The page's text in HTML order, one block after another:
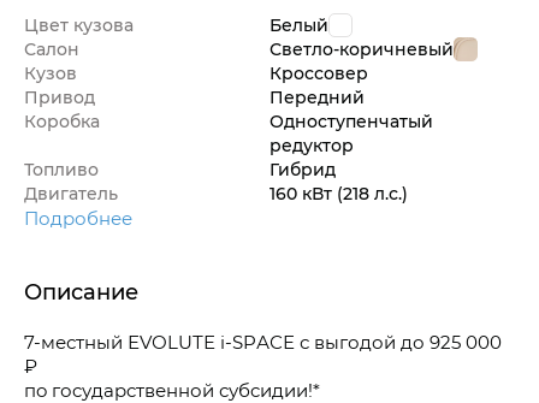
Цвет кузова
Белый
Салон
Светло-коричневый
Кузов
Кроссовер
Привод
Передний
Коробка
Одноступенчатый
редуктор
Топливо
Гибрид
Двигатель
160 кВт (218 л.с.)
Подробнее
Описание
7-местный ЕVОLUТЕ i-SPАСЕ с выгодой до 925 000
₽
пo гоcудаpcтвенной субcидии!*